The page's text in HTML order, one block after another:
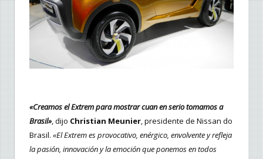
«Creamos el Extrem para mostrar cuan en serio tomamos a
Brasil» , dijo Christian Meunier , presidente de Nissan do
Brasil. «El Extrem es provocativo, enérgico, envolvente y refleja
la pasión, innovación y la emoción que ponemos en todos